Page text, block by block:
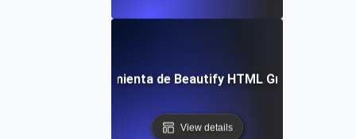
Herramienta de Beautify HTML Gratuita
View details